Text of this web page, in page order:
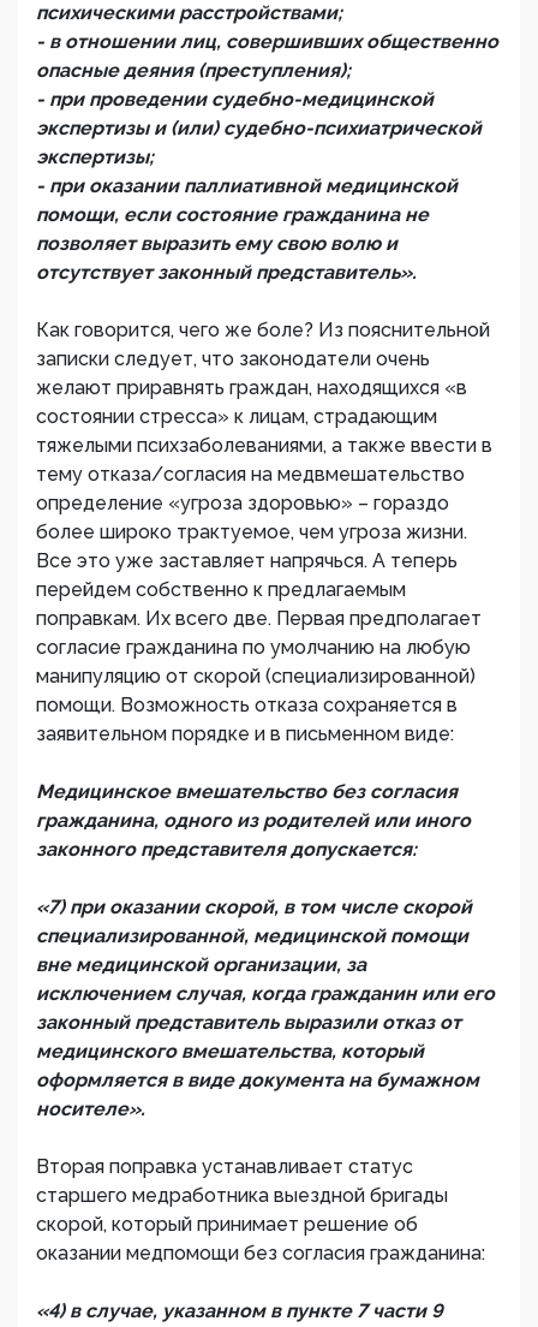
психическими расстройствами;
- в отношении лиц, совершивших общественно
опасные деяния (преступления);
- при проведении судебно-медицинской
экспертизы и (или) судебно-психиатрической
экспертизы;
- при оказании паллиативной медицинской
помощи, если состояние гражданина не
позволяет выразить ему свою волю и
отсутствует законный представитель».
Как говорится, чего же боле? Из пояснительной
записки следует, что законодатели очень
желают приравнять граждан, находящихся «в
состоянии стресса» к лицам, страдающим
тяжелыми психзаболеваниями, а также ввести в
тему отказа/согласия на медвмешательство
определение «угроза здоровью» – гораздо
более широко трактуемое, чем угроза жизни.
Все это уже заставляет напрячься. А теперь
перейдем собственно к предлагаемым
поправкам. Их всего две. Первая предполагает
согласие гражданина по умолчанию на любую
манипуляцию от скорой (специализированной)
помощи. Возможность отказа сохраняется в
заявительном порядке и в письменном виде:
Медицинское вмешательство без согласия
гражданина, одного из родителей или иного
законного представителя допускается:
«7) при оказании скорой, в том числе скорой
специализированной, медицинской помощи
вне медицинской организации, за
исключением случая, когда гражданин или его
законный представитель выразили отказ от
медицинского вмешательства, который
оформляется в виде документа на бумажном
носителе».
Вторая поправка устанавливает статус
старшего медработника выездной бригады
скорой, который принимает решение об
оказании медпомощи без согласия гражданина:
«4) в случае, указанном в пункте 7 части 9